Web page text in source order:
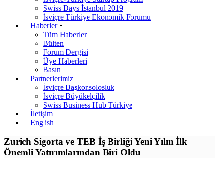
Swiss Days İstanbul 2019
İsviçre Türkiye Ekonomik Forumu
Haberler
Tüm Haberler
Bülten
Forum Dergisi
Üye Haberleri
Basın
Partnerlerimiz
İsviçre Başkonsolosluk
İsviçre Büyükelçilik
Swiss Business Hub Türkiye
İletişim
English
Zurich Sigorta ve TEB İş Birliği Yeni Yılın İlk
Önemli Yatırımlarından Biri Oldu